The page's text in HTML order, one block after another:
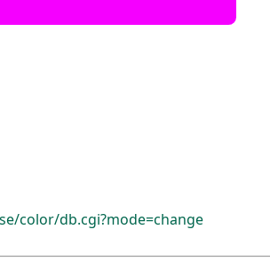
color/db.cgi?mode=change